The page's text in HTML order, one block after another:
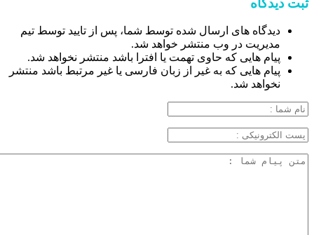
ثبت دیدگاه
دیدگاه های ارسال شده توسط شما، پس از تایید توسط تیم
مدیریت در وب منتشر خواهد شد.
پیام هایی که حاوی تهمت یا افترا باشد منتشر نخواهد شد.
پیام هایی که به غیر از زبان فارسی یا غیر مرتبط باشد منتشر
نخواهد شد.